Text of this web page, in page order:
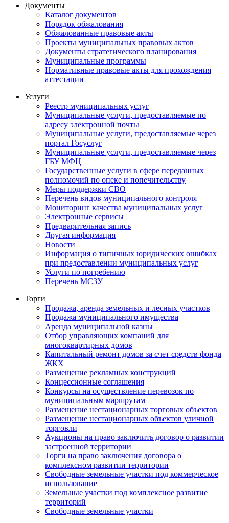
Документы
Каталог документов
Порядок обжалования
Обжалованные правовые акты
Проекты муниципальных правовых актов
Документы стратегического планирования
Муниципальные программы
Нормативные правовые акты для прохождения
аттестации
Услуги
Реестр муниципальных услуг
Муниципальные услуги, предоставляемые по
адресу электронной почты
Муниципальные услуги, предоставляемые через
портал Госуслуг
Муниципальные услуги, предоставляемые через
ГБУ МФЦ
Государственные услуги в сфере переданных
полномочий по опеке и попечительству
Меры поддержки СВО
Перечень видов муниципального контроля
Мониторинг качества муниципальных услуг
Электронные сервисы
Предварительная запись
Другая информация
Новости
Информация о типичных юридических ошибках
при предоставлении муниципальных услуг
Услуги по погребению
Перечень МСЗУ
Торги
Продажа, аренда земельных и лесных участков
Продажа муниципального имущества
Аренда муниципальной казны
Отбор управляющих компаний для
многоквартирных домов
Капитальный ремонт домов за счет средств фонда
ЖКХ
Размещение рекламных конструкций
Концессионные соглашения
Конкурсы на осуществление перевозок по
муниципальным маршрутам
Размещение нестационарных торговых объектов
Размещение нестационарных объектов уличной
торговли
Аукционы на право заключить договор о развитии
застроенной территории
Торги на право заключения договора о
комплексном развитии территории
Свободные земельные участки под коммерческое
использование
Земельные участки под комплексное развитие
территорий
Свободные земельные участки